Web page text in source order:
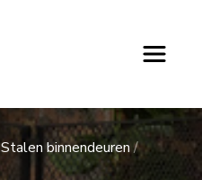
Stalen binnendeuren /